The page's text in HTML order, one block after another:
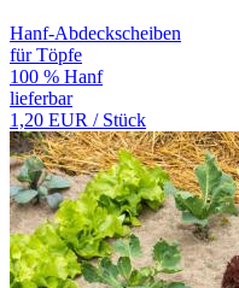
Hanf-Abdeckscheiben
für Töpfe
100 % Hanf
lieferbar
1,20 EUR / Stück